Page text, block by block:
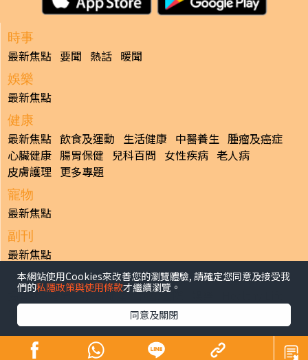
時事
最新焦點 要聞 熱話 暖聞
娛樂
最新焦點
健康
最新焦點 飲食及運動 生活健康 中醫養生 腫瘤及癌症
心臟健康 腸胃保健 兒科百問 女性疾病 老人病
皮膚護理 更多專題
寵物
最新焦點
副刊
最新焦點
日報
揭頁版 港聞 財經/地產 中國/國際
生活副刊
體育 專題/人物
香港經濟日報版權所有©2026
本網站使用Cookies來改善您的瀏覽體驗, 請確定您同意及接受我
們的私隱政策與使用條款才繼續瀏覽。
同意及關閉